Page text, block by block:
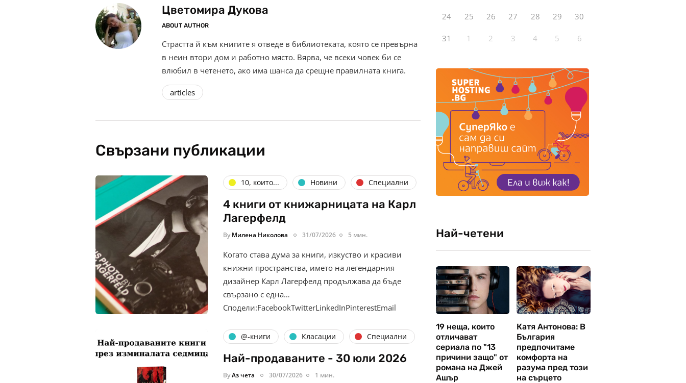
Цветомира Дукова
ABOUT AUTHOR
Страстта й към книгите я отведе в библиотеката, която се превърна
в неин втори дом и работно място. Вярва, че всеки човек би се
влюбил в четенето, ако има шанса да срещне правилната книга.
articles
Свързани публикации
10, които... Новини Специални
4 книги от книжарницата на Карл
Лагерфелд
By Милена Николова 31/07/2026 5 мин.
Когато става дума за книги, изкуство и красиви
книжни пространства, името на легендарния
дизайнер Карл Лагерфелд продължава да бъде
свързано с една…
Сподели:FacebookTwitterLinkedInPinterestEmail
@-книги Класации Специални
Най-продаваните - 30 юли 2026
ByАз чета 30/07/2026 1 мин.
24 25 26 27 28 29 30
31 1 2 3 4 5 6
Най-четени
19 неща, които
отличават
сериала по "13
причини защо" от
романа на Джей
Ашър
Катя Антонова: В
България
предпочитаме
комфорта на
разума пред този
на сърцето